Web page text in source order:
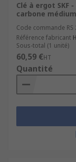
Clé à ergot SKF
carbone médium
Code commande RS
Référence fabricant
Sous-total (1 unité)
60,59 €HT
Quantité